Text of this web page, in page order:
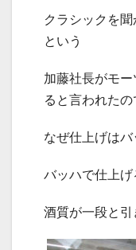
クラシックを
という
加藤社長がモ
ると言われたの
なぜ仕上げは
バッハで仕上げ
酒質が一段と